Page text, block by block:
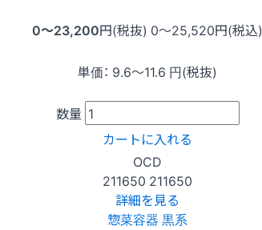
0〜23,200円(税抜) 0〜25,520円(税込)
単価： 9.6〜11.6 円(税抜)
数量
カートに入れる
OCD
211650 211650
詳細を見る
惣菜容器 黒系